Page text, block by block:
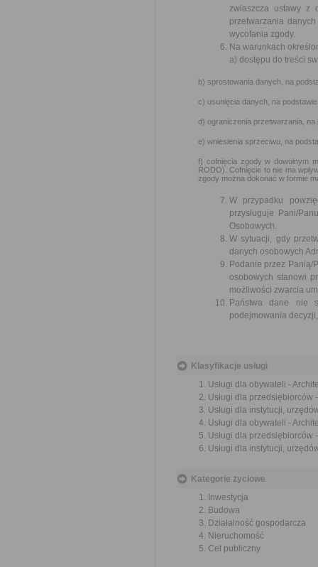
zwłaszcza ustawy
przetwarzania
wycofania zgody.
Na warunkach
a) dostępu do treści
b) sprostowania danych, na
c) usunięcia danych, na
d) ograniczenia przetwarzania,
e) wniesienia sprzeciwu, na
f) cofnięcia zgody w dowolnym
RODO). Cofnięcie to nie ma
zgody można dokonać w formie
W przypadku
przysługuje Pani/
Osobowych.
W sytuacji, gdy
danych osobowych
Podanie przez Panią/
osobowych stanowi
możliwości zwarcia
Państwa dane nie
podejmowania
Klasyfikacje usługi
Usługi dla obywateli -
Usługi dla przedsiębiorców
Usługi dla instytucji,
Usługi dla obywateli -
Usługi dla
Usługi dla instytucji,
Kategorie życiowe
Inwestycja
Budowa
Działalność gospodarcza
Nieruchomość
Cel publiczny